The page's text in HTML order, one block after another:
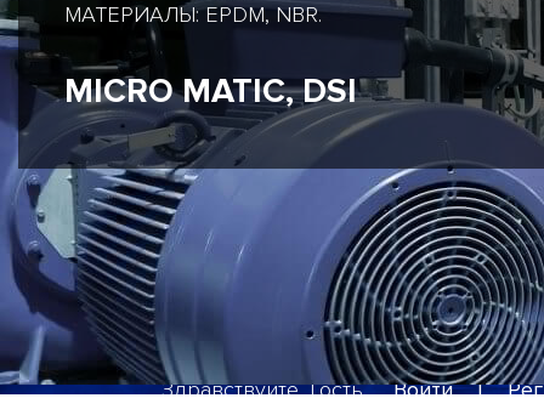
ОДНОПОТОЧНЫЕ И ДВУХПОТОЧНЫЕ
РОТАЦИОННЫЕ СОЕДИНЕНИЯ
DEUBLIN, MAIER, ROTOFLUX,
DUFF NORTON, KADANT
JOHNSON, JOHNSON
Здравствуйте, Гость Войти|